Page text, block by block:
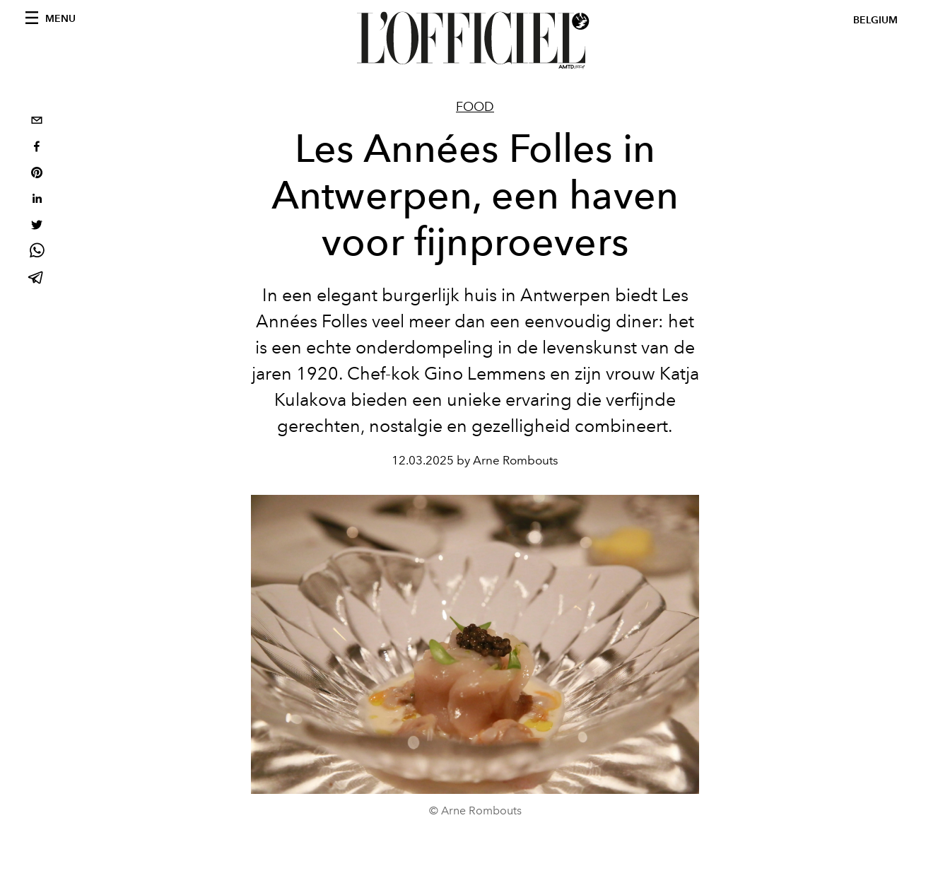
MENU BELGIUM
FOOD
Les Années Folles in
Antwerpen, een haven
voor fijnproevers
In een elegant burgerlijk huis in Antwerpen biedt Les
Années Folles veel meer dan een eenvoudig diner: het
is een echte onderdompeling in de levenskunst van de
jaren 1920. Chef-kok Gino Lemmens en zijn vrouw Katja
Kulakova bieden een unieke ervaring die verfijnde
gerechten, nostalgie en gezelligheid combineert.
12.03.2025 by Arne Rombouts
© Arne Rombouts